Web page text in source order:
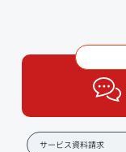
サービス資料請求